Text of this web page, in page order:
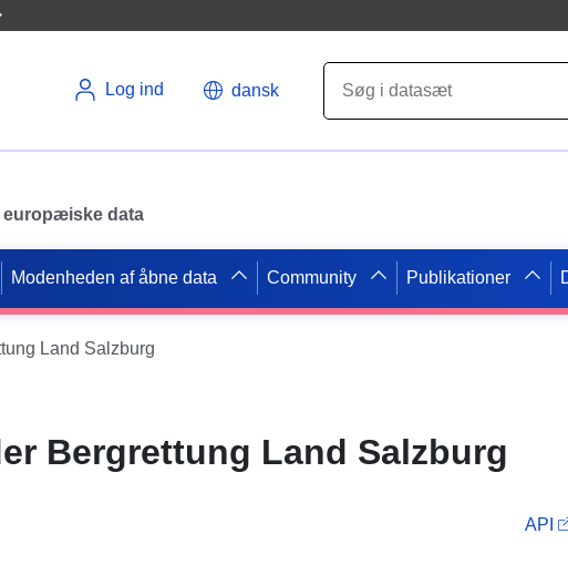
Log ind dansk
europæiske data
Modenheden af åbne data Community Publikationer
Land Salzburg
Bergrettung Land Salzburg
API